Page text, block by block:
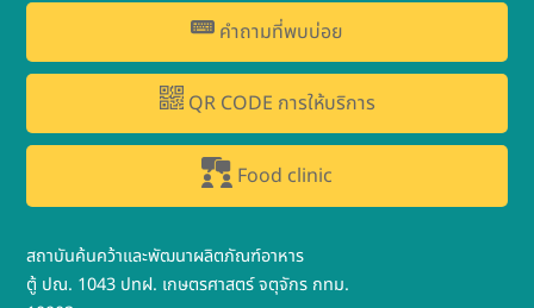
คำถามที่พบบ่อย
QR CODE การให้บริการ
Food clinic
สถาบันค้นคว้าและพัฒนาผลิตภัณฑ์อาหาร
ตู้ ปณ. 1043 ปทฝ. เกษตรศาสตร์ จตุจักร กทม.